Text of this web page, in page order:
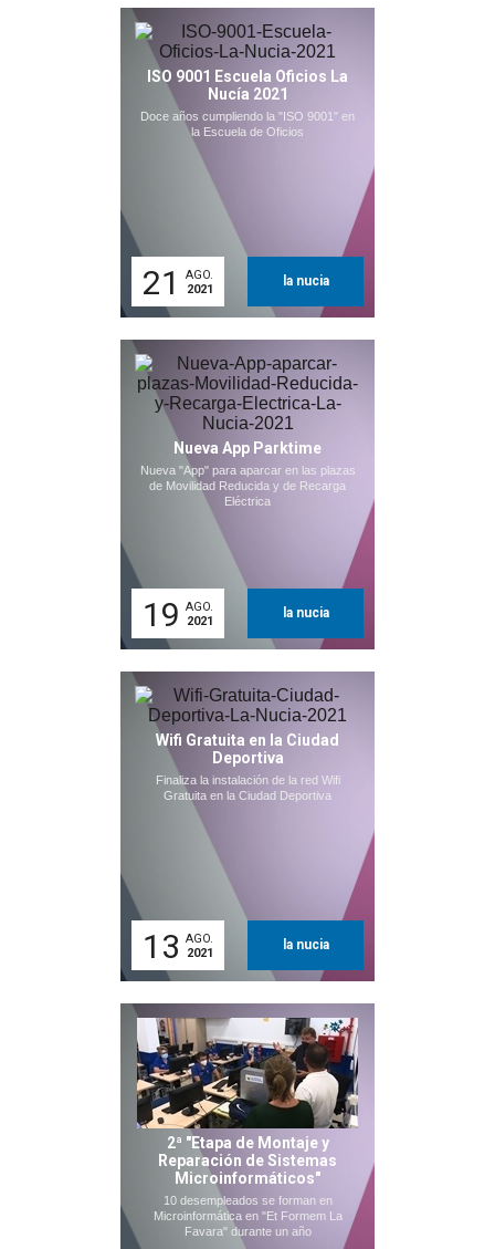
ISO 9001 Escuela Oficios La
Nucía 2021
Doce años cumpliendo la "ISO 9001" en
la Escuela de Oficios
21
AGO.
2021
la nucia
Nueva App Parktime
Nueva "App" para aparcar en las plazas
de Movilidad Reducida y de Recarga
Eléctrica
19 AGO.
2021
la nucia
Wifi Gratuita en la Ciudad
Deportiva
Finaliza la instalación de la red Wifi
Gratuita en la Ciudad Deportiva
13 AGO.
2021
la nucia
2ª "Etapa de Montaje y
Reparación de Sistemas
Microinformáticos"
10 desempleados se forman en
Microinformática en "Et Formem La
Favara" durante un año